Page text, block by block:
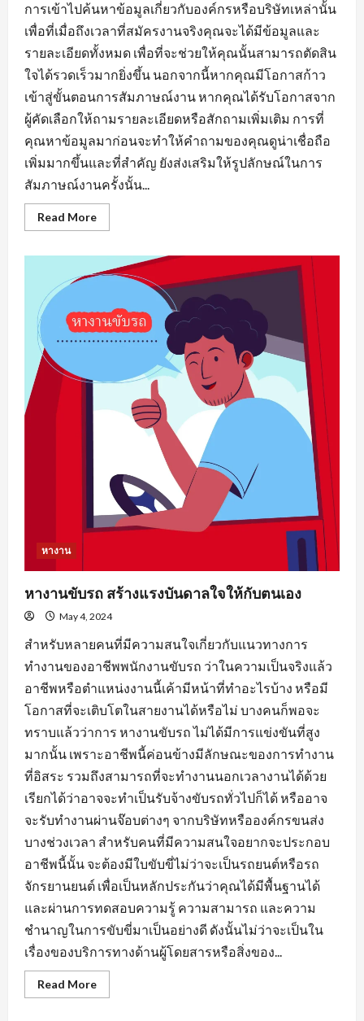
การเข้าไปค้นหาข้อมูลเกี่ยวกับองค์กรหรือบริษัทเหล่านั้น
เพื่อที่เมื่อถึงเวลาที่สมัครงานจริงคุณจะได้มีข้อมูลและ
รายละเอียดทั้งหมด เพื่อที่จะช่วยให้คุณนั้นสามารถตัดสิน
ใจได้รวดเร็วมากยิ่งขึ้น นอกจากนี้หากคุณมีโอกาสก้าว
เข้าสู่ขั้นตอนการสัมภาษณ์งาน หากคุณได้รับโอกาสจาก
ผู้คัดเลือกให้ถามรายละเอียดหรือสักถามเพิ่มเติม การที่
คุณหาข้อมูลมาก่อนจะทำให้คำถามของคุณดูน่าเชื่อถือ
เพิ่มมากขึ้นและที่สำคัญ ยังส่งเสริมให้รูปลักษณ์ในการ
สัมภาษณ์งานครั้งนั้น...
Read MoreRead
more
เพชรบูรณ์
ตำแหน่ง
งาน
ว่าง
ที่
หางาน
หางานขับรถ สร้างแรงบันดาลใจให้กับตนเอง
May 4, 2024
สำหรับหลายคนที่มีความสนใจเกี่ยวกับแนวทางการ
ทำงานของอาชีพพนักงานขับรถ ว่าในความเป็นจริงแล้ว
อาชีพหรือตำแหน่งงานนี้เค้ามีหน้าที่ทำอะไรบ้าง หรือมี
โอกาสที่จะเติบโตในสายงานได้หรือไม่ บางคนก็พอจะ
ทราบแล้วว่าการ หางานขับรถ ไม่ได้มีการแข่งขันที่สูง
มากนั้น เพราะอาชีพนี้ค่อนข้างมีลักษณะของการทำงาน
ที่อิสระ รวมถึงสามารถที่จะทำงานนอกเวลางานได้ด้วย
เรียกได้ว่าอาจจะทำเป็นรับจ้างขับรถทั่วไปก็ได้ หรืออาจ
จะรับทำงานผ่านจ๊อบต่างๆ จากบริษัทหรือองค์กรขนส่ง
บางช่วงเวลา สำหรับคนที่มีความสนใจอยากจะประกอบ
อาชีพนี้นั้น จะต้องมีใบขับขี่ไม่ว่าจะเป็นรถยนต์หรือรถ
จักรยานยนต์ เพื่อเป็นหลักประกันว่าคุณได้มีพื้นฐานได้
และผ่านการทดสอบความรู้ ความสามารถ และความ
ชำนาญในการขับขี่มาเป็นอย่างดี ดังนั้นไม่ว่าจะเป็นใน
เรื่องของบริการทางด้านผู้โดยสารหรือสิ่งของ...
Read MoreRead
more